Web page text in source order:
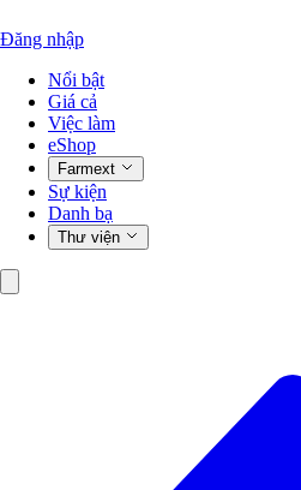
Đăng nhập
Nổi bật
Giá cả
Việc làm
eShop
Farmext
Sự kiện
Danh bạ
Thư viện